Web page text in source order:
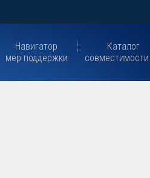
Навигатор
мер поддержки
Каталог